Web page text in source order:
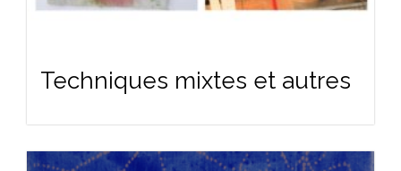
Techniques mixtes et autres